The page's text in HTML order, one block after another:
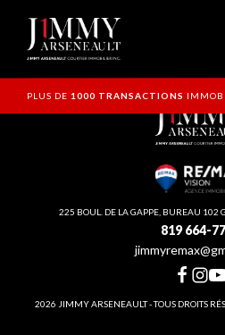
PLUS DE 1000 TRANSACTIONS
225 BOUL. DE LA GAPPE, BUREAU 102
819 664-
2026 JIMMY ARSENEAULT - TOUS DROITS